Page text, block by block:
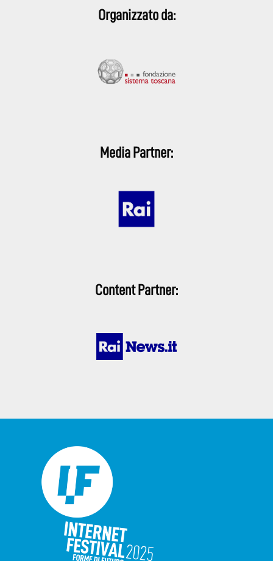
Organizzato da:
Media Partner:
Content Partner: